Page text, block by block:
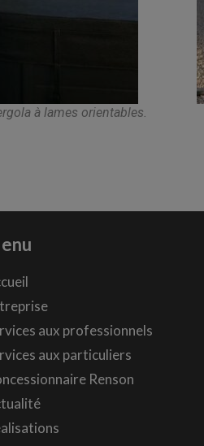
à lames orientables.
aux professionnels
aux particuliers
Renson